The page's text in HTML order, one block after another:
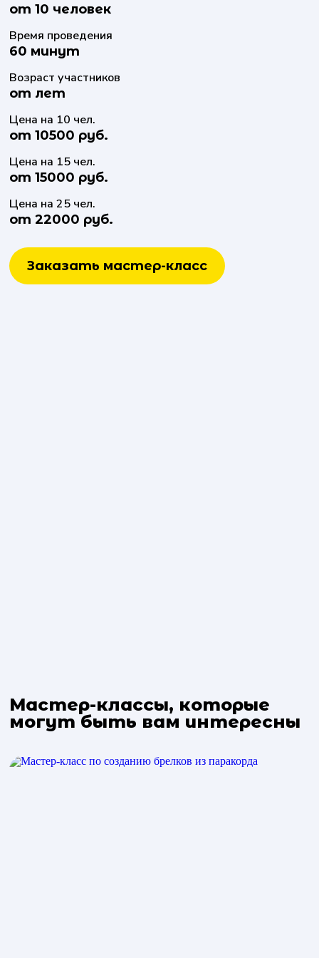
от 10 человек
Время проведения
60 минут
Возраст участников
от лет
Цена на 10 чел.
от 10500 руб.
Цена на 15 чел.
от 15000 руб.
Цена на 25 чел.
от 22000 руб.
Заказать мастер-класс
Мастер-классы, которые
могут быть вам интересны